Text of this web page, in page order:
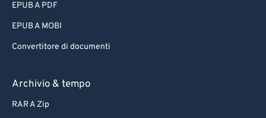
EPUB A PDF
EPUB A MOBI
Convertitore di documenti
Archivio & tempo
RAR A Zip